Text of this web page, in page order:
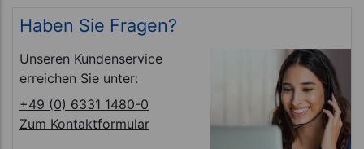
Haben Sie Fragen?
Unseren Kundenservice
erreichen Sie unter:
+49 (0) 6331 1480-0
Zum Kontaktformular